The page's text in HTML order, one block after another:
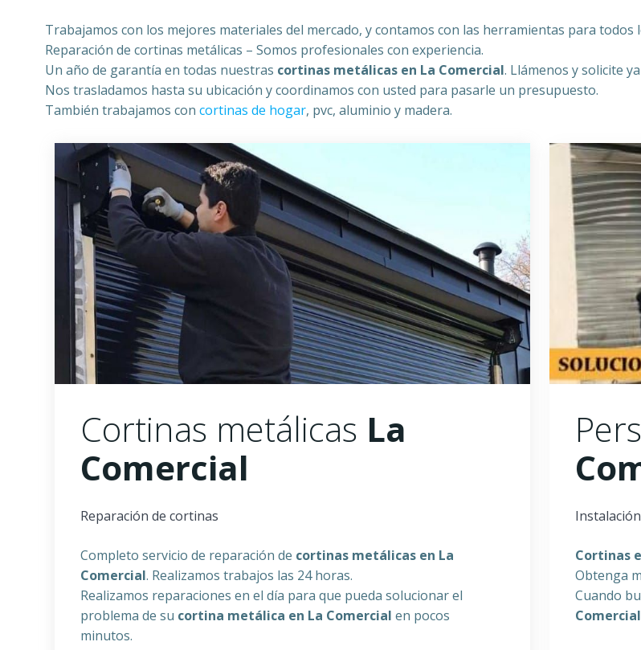
Trabajamos con los mejores materiales del mercado, y contamos con las herramientas para todos
Reparación de cortinas metálicas – Somos profesionales con experiencia.
Un año de garantía en todas nuestras cortinas metálicas en La Comercial. Llámenos y solicite
Nos trasladamos hasta su ubicación y coordinamos con usted para pasarle un presupuesto.
También trabajamos con cortinas de hogar, pvc, aluminio y madera.
Cortinas metálicas La
Comercial
Reparación de cortinas
Completo servicio de reparación de cortinas metálicas en La
Comercial. Realizamos trabajos las 24 horas.
Realizamos reparaciones en el día para que pueda solucionar el
problema de su cortina metálica en La Comercial en pocos
minutos.
Cortinas
Obtenga
Cuando
Comercial